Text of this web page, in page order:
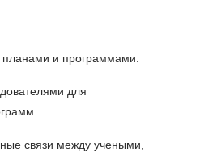
и программами.
для
связи между учеными,